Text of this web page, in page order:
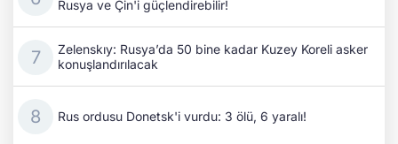
Rusya ve Çin'i güçlendirebilir!
Zelenskıy: Rusya’da 50 bine kadar Kuzey Koreli asker
konuşlandırılacak
Rus ordusu Donetsk'i vurdu: 3 ölü, 6 yaralı!